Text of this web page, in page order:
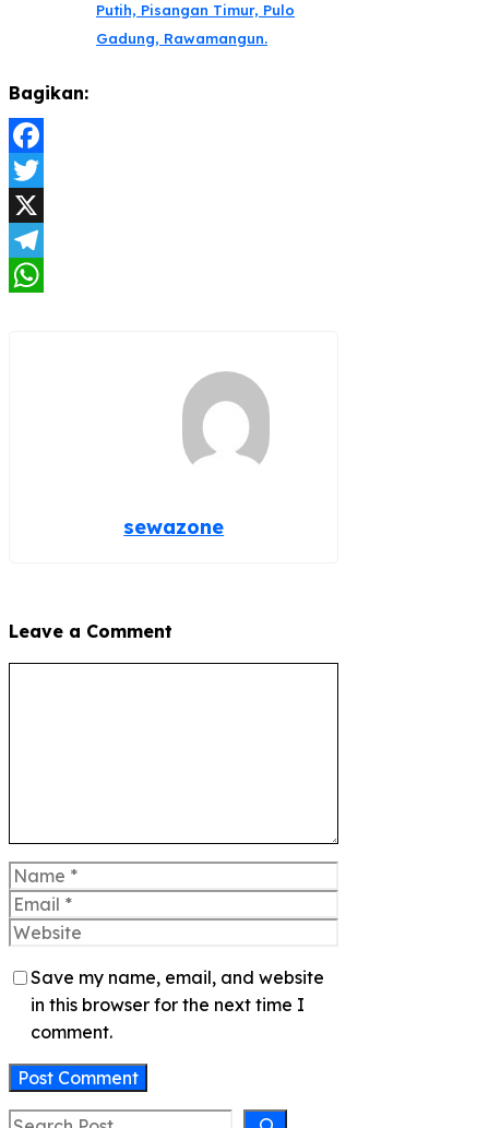
Putih, Pisangan Timur, Pulo
Gadung, Rawamangun.
Bagikan:
Facebook
Twitter
X
Telegram
sewazone
Leave a Comment
Name
Email
Website
Save my name, email, and website
in this browser for the next time I
comment.
Search